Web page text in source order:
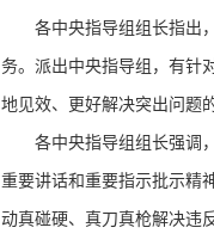
各中央指导组组长指出，
务。派出中央指导组，有针
地见效、更好解决突出问题
各中央指导组组长强调，
重要讲话和重要指示批示精
动真碰硬、真刀真枪解决违